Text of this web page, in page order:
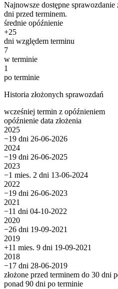
Najnowsze dostępne sprawozdanie
dni przed terminem.
średnie opóźnienie
+25
dni względem terminu
7
w terminie
1
po terminie
Historia złożonych sprawozdań
wcześniej termin z opóźnieniem
opóźnienie data złożenia
2025
−19 dni 26-06-2026
2024
−19 dni 26-06-2025
2023
−1 mies. 2 dni 13-06-2024
2022
−19 dni 26-06-2023
2021
−11 dni 04-10-2022
2020
−26 dni 19-09-2021
2019
+11 mies. 9 dni 19-09-2021
2018
−17 dni 28-06-2019
złożone przed terminem do 30 dni
ponad 90 dni po terminie